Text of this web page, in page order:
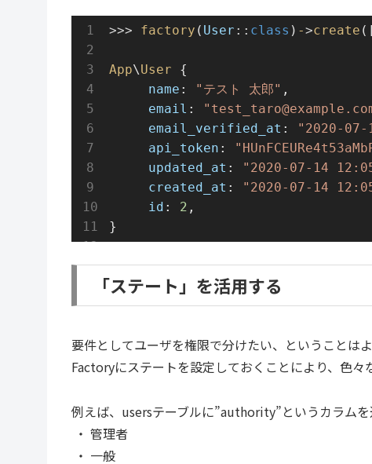
>>> factory ( User :: class ) ->create
App\User {
name : "テスト 太郎" ,
email :
email_verified_at : "2020-
api_token :
updated_at : "2020-07-14
created_at : "2020-07-14
id : 2 ,
}
「ステート」を活用する
要件としてユーザを権限で分けたい、ということはよ
Factoryにステートを設定しておくことにより、色々
例えば、usersテーブルに”authority”というカラムを
・ 管理者
・ 一般